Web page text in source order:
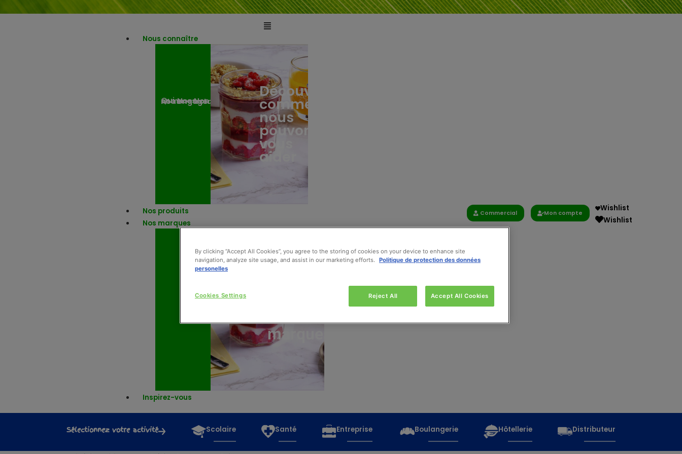
Nous connaître
Qui sommes-nous ? Nos engagements
Nos actualités
Découvrez
comment
nous
pouvons
vous
aider
Nos produits
Nos marques
les
marques
Inspirez-vous
Commercial Mon compte
Wishlist
Wishlist
Sélectionnez votre activité Scolaire Santé Entreprise Boulangerie Hôtellerie Distributeur
By clicking “Accept All Cookies”, you agree to the storing of cookies on your device to enhance site
navigation, analyze site usage, and assist in our marketing efforts. Politique de protection des données
personelles
Reject All Accept All Cookies
Cookies Settings